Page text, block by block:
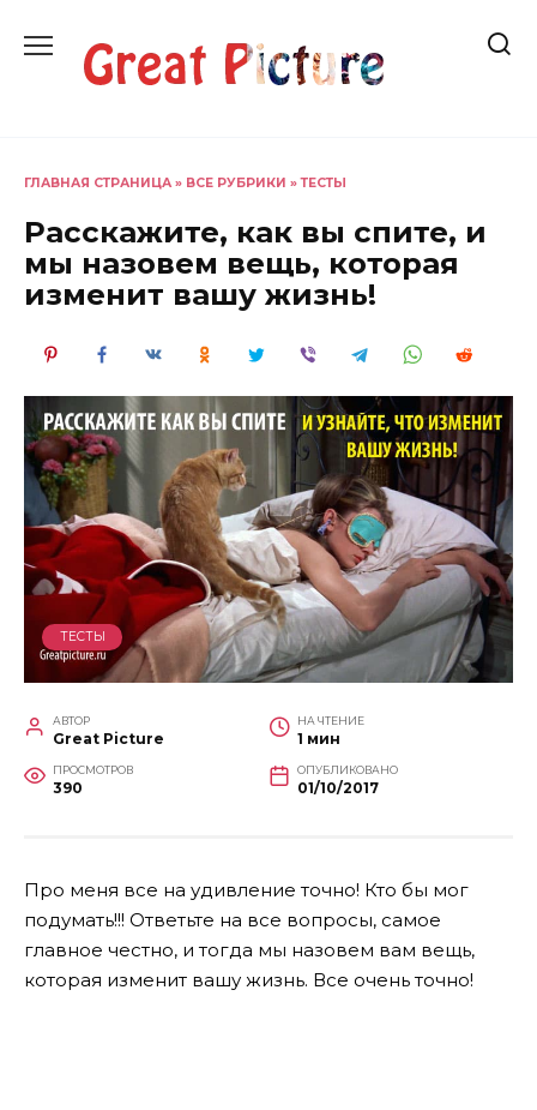
содержанию
ГЛАВНАЯ СТРАНИЦА » ВСЕ РУБРИКИ »ТЕСТЫ
Расскажите, как вы спите, и
мы назовем вещь, которая
изменит вашу жизнь!
ТЕСТЫ
АВТОР
Great Picture
НА ЧТЕНИЕ
1 мин
ПРОСМОТРОВ
390
ОПУБЛИКОВАНО
01/10/2017
Про меня все на удивление точно! Кто бы мог
подумать!!! Ответьте на все вопросы, самое
главное честно, и тогда мы назовем вам вещь,
которая изменит вашу жизнь. Все очень точно!